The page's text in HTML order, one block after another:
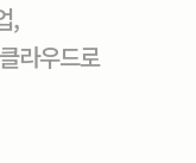
,
라우드로